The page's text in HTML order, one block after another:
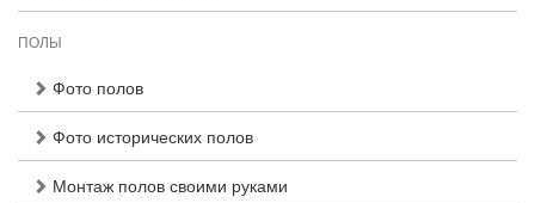
ПОЛЫ
Фото полов
Фото исторических полов
Монтаж полов своими руками